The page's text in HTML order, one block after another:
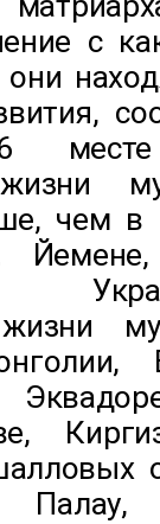
с
жизни
чем в
жизни
Палау,